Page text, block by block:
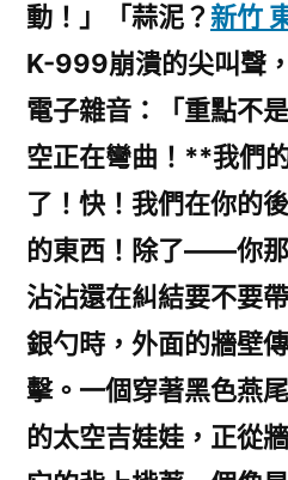
動！」「蒜泥？ 新竹
K-999崩潰的尖叫聲
電子雜音：「重點不
空正在彎曲！**我們
了！快！我們在你的
的東西！除了——你
沾沾還在糾結要不要
銀勺時，外面的牆壁
擊。一個穿著黑色燕
的太空吉娃娃，正從